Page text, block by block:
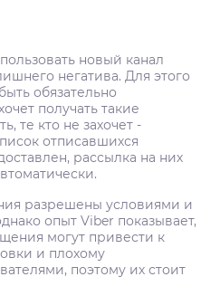
новый канал
негатива. Для этого
обязательно
получать такие
те кто не захочет -
отписавшихся
рассылка на них
разрешены условиями и
опыт Viber показывает,
могут привести к
и плохому
поэтому их стоит